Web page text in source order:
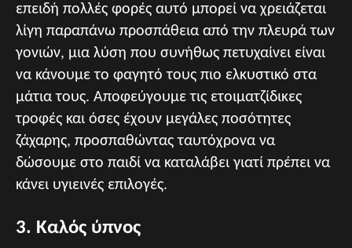
επειδή πολλές φορές αυτό μπορεί να χρειάζεται
λίγη παραπάνω προσπάθεια από την πλευρά των
γονιών, μια λύση που συνήθως πετυχαίνει είναι
να κάνουμε το φαγητό τους πιο ελκυστικό στα
μάτια τους. Αποφεύγουμε τις ετοιματζίδικες
τροφές και όσες έχουν μεγάλες ποσότητες
ζάχαρης, προσπαθώντας ταυτόχρονα να
δώσουμε στο παιδί να καταλάβει γιατί πρέπει να
κάνει υγιεινές επιλογές.
3. Καλός ύπνος